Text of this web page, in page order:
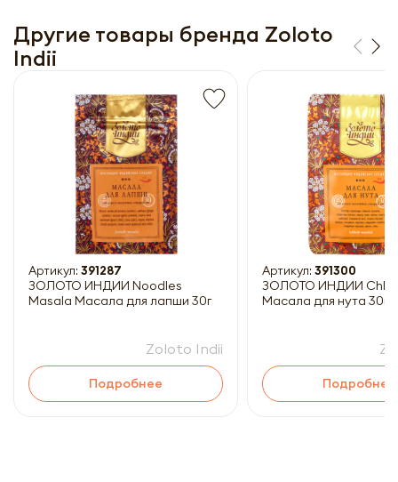
Другие товары бренда Zoloto
Indii
Артикул: 391287
ЗОЛОТО ИНДИИ Noodles
Masala Масала для лапши 30г
Zoloto Indii
Подробнее
Артикул: 391300
ЗОЛОТО ИНДИИ Chhole Masala
Масала для нута 30г
Подробнее
Получить прайс-лист
Обязательны к заполнению